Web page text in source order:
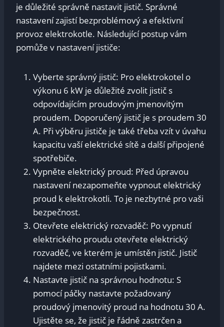
je důležité⁤ správně ‍nastavit jistič. Správné
nastavení zajistí bezproblémový a efektivní
provoz elektrokotle. Následující postup vám
pomůže⁤ v nastavení jističe:
Vyberte správný jistič: Pro elektrokotel o
výkonu 6 kW je důležité zvolit jistič s
odpovídajícím proudovým jmenovitým
proudem. Doporučený jistič je s proudem ‌30
A. Při výběru jističe je také třeba vzít v úvahu
kapacitu vaší elektrické sítě⁣ a další ‌připojené
spotřebiče.
Vypněte elektrický proud: Před ⁢úpravou
nastavení nezapomeňte vypnout elektrický‌
proud k⁤ elektrokotli. To je nezbytné pro vaši
bezpečnost.
Otevřete elektrický ⁢rozvaděč: Po vypnutí
elektrického ‍proudu otevřete elektrický
‍rozvaděč, ve kterém je umístěn jistič. ⁢Jistič
najdete mezi ostatními pojistkami.
Nastavte jistič na správnou hodnotu:‌ S
pomocí páčky nastavte požadovaný
proudový jmenovitý proud na hodnotu​ 30 A.
‍Ujistěte se, ⁤že jistič je řádně zastrčen a ​